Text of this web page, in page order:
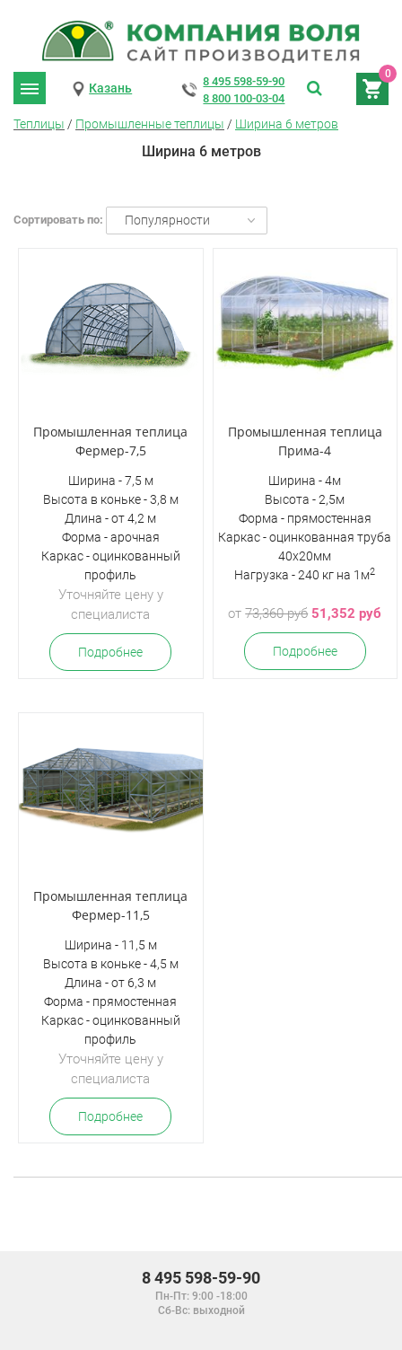
0
Казань
8 495 598-59-90
8 800 100-03-04
Теплицы / Промышленные теплицы / Ширина 6 метров
Ширина 6 метров
Сортировать по: Популярности
Промышленная теплица
Фермер-7,5
Ширина - 7,5 м
Высота в коньке - 3,8 м
Длина - от 4,2 м
Форма - арочная
Каркас - оцинкованный
профиль
Уточняйте цену у
специалиста
Подробнее
Промышленная теплица
Прима-4
Ширина - 4м
Высота - 2,5м
Форма - прямостенная
Каркас - оцинкованная труба
40х20мм
Нагрузка - 240 кг на 1м2
от73,360 руб 51,352 руб
Подробнее
Промышленная теплица
Фермер-11,5
Ширина - 11,5 м
Высота в коньке - 4,5 м
Длина - от 6,3 м
Форма - прямостенная
Каркас - оцинкованный
профиль
Уточняйте цену у
специалиста
Подробнее
8 495 598-59-90
Пн-Пт: 9:00 -18:00
Сб-Вс: выходной